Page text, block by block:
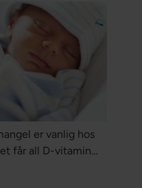
er vanlig hos
får all D-vitamin
og det nyfødte